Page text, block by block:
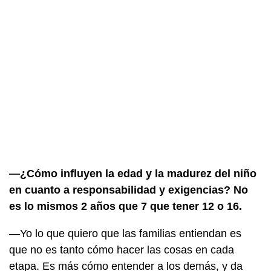
—¿Cómo influyen la edad y la madurez del niño
en cuanto a responsabilidad y exigencias? No
es lo mismos 2 años que 7 que tener 12 o 16.
—Yo lo que quiero que las familias entiendan es
que no es tanto cómo hacer las cosas en cada
etapa. Es más cómo entender a los demás, y da